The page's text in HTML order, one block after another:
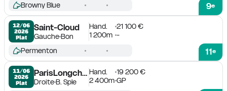
9e
Browny Blue
12/06
2026
Plat
Saint-Cloud
GaucheBon
Hand.
21 100 €
1 200m -
11e
Permenton
11/06
2026
Plat
ParisLongchamp
DroiteB. Sple
Hand.
19 200 €
2 400m GP